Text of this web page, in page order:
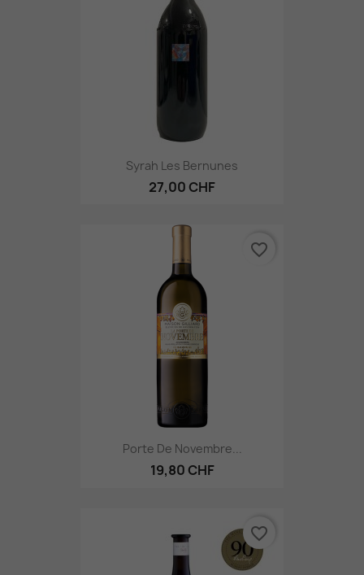
Syrah Les Bernunes
27,00 CHF
Porte De Novembre...
19,80 CHF
favorite_border
favorite_border